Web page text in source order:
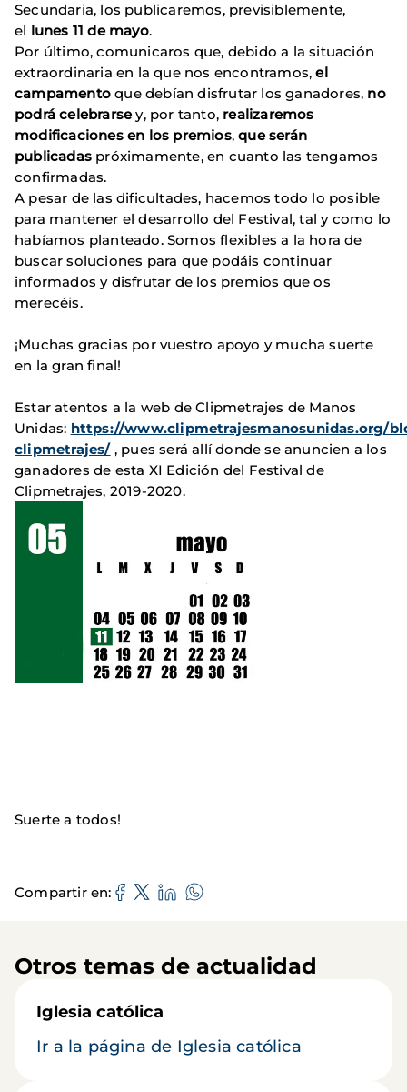
Secundaria, los publicaremos, previsiblemente,
el lunes 11 de mayo.
Por último, comunicaros que, debido a la situación
extraordinaria en la que nos encontramos,el
campamento que debían disfrutar los ganadores, no
podrá celebrarsey, por tanto, realizaremos
modificaciones en los premios,que serán
publicadas próximamente, en cuanto las tengamos
confirmadas.
A pesar de las dificultades, hacemos todo lo posible
para mantener el desarrollo del Festival, tal y como lo
habíamos planteado. Somos flexibles a la hora de
buscar soluciones para que podáis continuar
informados y disfrutar de los premios que os
merecéis.
¡Muchas gracias por vuestro apoyo y mucha suerte
en la gran final!
Estar atentos a la web de Clipmetrajes de Manos
Unidas: https://www.clipmetrajesmanosunidas.org/
clipmetrajes/, pues será allí donde se anuncien a los
ganadores de esta XI Edición del Festival de
Clipmetrajes, 2019-2020.
Suerte a todos!
Compartir en
Otros temas de actualidad
Iglesia católica
Ir a la página de Iglesia católica